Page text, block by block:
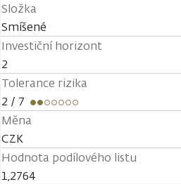
Složka
Smíšené
Investiční horizont
2
Tolerance rizika
2 / 7
Měna
CZK
Hodnota podílového listu
1,2764